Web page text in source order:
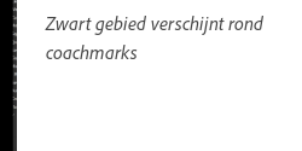
Zwart gebied verschijnt rond
coachmarks